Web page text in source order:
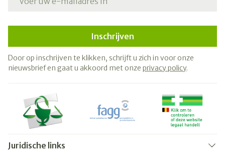
Inschrijven
Door op inschrijven te klikken, schrijft u zich in voor onze
nieuwsbrief en gaat u akkoord met onze privacy policy.
Juridische links